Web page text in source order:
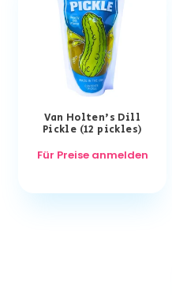
Van Holten’s Dill
Pickle (12 pickles)
Für Preise anmelden